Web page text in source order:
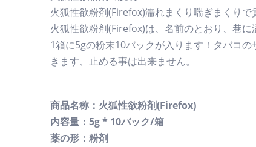
火狐性欲粉剤(Firefox)濡れまくり喘ぎまくりで
火狐性欲粉剤(Firefox)は、名前のとおり、巷
1箱に5gの粉末10バックが入ります！タバコ
きます、止める事は出来ません。
商品名称：火狐性欲粉剤(Firefox)
内容量：5g * 10バック/箱
薬の形：粉剤